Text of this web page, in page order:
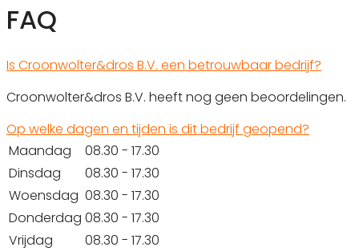
FAQ
Is Croonwolter&dros B.V. een betrouwbaar bedrijf?
Croonwolter&dros B.V. heeft nog geen beoordelingen.
Op welke dagen en tijden is dit bedrijf geopend?
Maandag
08.30 - 17.30
Dinsdag
08.30 - 17.30
Woensdag 08.30 - 17.30
Donderdag 08.30 - 17.30
Vrijdag
08.30 - 17.30